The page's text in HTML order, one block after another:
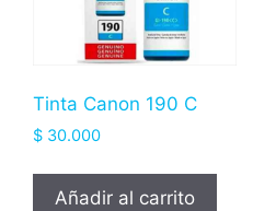
Tinta Canon 190 C
$ 30.000
Añadir al carrito